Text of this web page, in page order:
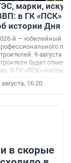
марки,
в ГК «ПСК»
истории Дня
й — юбилейный
9 августа
будет
В ГК «ПСК»
роль
августа, 16:20
в скорые